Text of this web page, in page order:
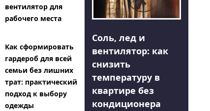
вентилятор для
рабочего места
Как сформировать
гардероб для всей
семьи без лишних
трат: практический
подход к выбору
одежды
Соль, лед и
вентилятор: как
снизить
температуру в
квартире без
кондиционера